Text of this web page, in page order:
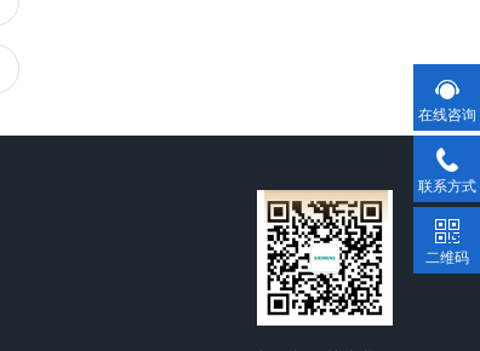
在线咨询
联系方式
二维码